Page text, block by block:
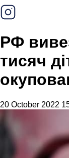
РФ
тисяч
20 October 2022